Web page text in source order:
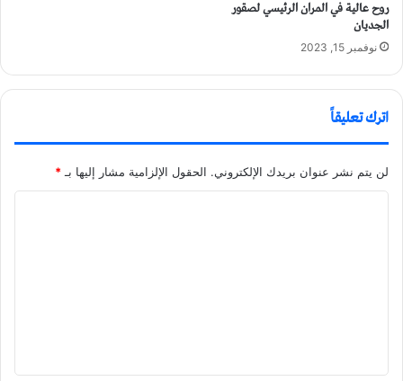
روح عالية في المران الرئيسي لصقور
الجديان
نوفمبر 15, 2023
اترك تعليقاً
لن يتم نشر عنوان بريدك الإلكتروني. الحقول الإلزامية مشار إليها بـ *